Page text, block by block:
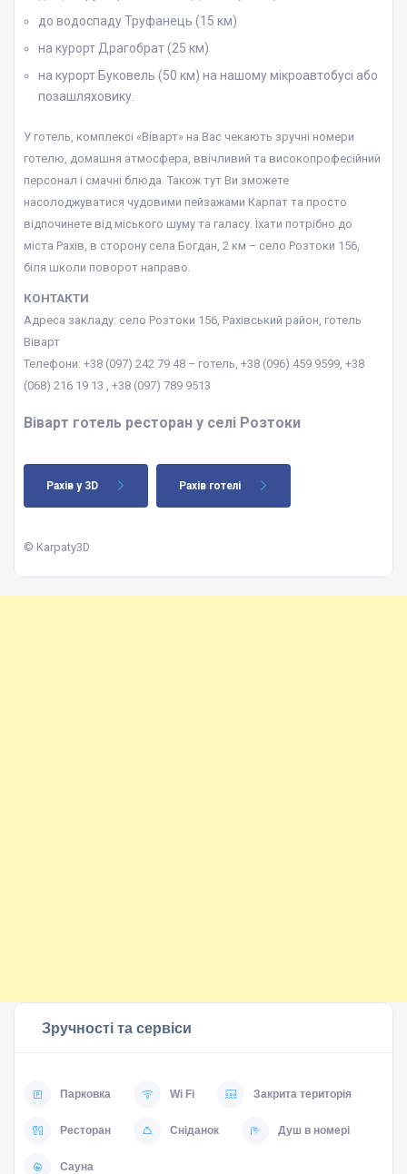
до водоспаду Труфанець (15 км)
на курорт Драгобрат (25 км)
на курорт Буковель (50 км) на нашому мікроавтобусі або
позашляховику.
У готель, комплексі «Віварт» на Вас чекають зручні номери
готелю, домашня атмосфера, ввічливий та високопрофесійний
персонал і смачні блюда. Також тут Ви зможете
насолоджуватися чудовими пейзажами Карпат та просто
відпочинете від міського шуму та галасу. Їхати потрібно до
міста Рахів, в сторону села Богдан, 2 км – село Розтоки 156,
біля школи поворот направо.
КОНТАКТИ
Адреса закладу: село Розтоки 156, Рахівський район, готель
Віварт
Телефони: +38 (097) 242 79 48 – готель, +38 (096) 459 9599, +38
(068) 216 19 13 , +38 (097) 789 9513
Віварт готель ресторан у селі Розтоки
Рахів у 3D Рахів готелі
© Karpaty3D
Зручності та сервіси
Парковка Wi Fi Закрита територія
Ресторан Сніданок Душ в номері
Сауна